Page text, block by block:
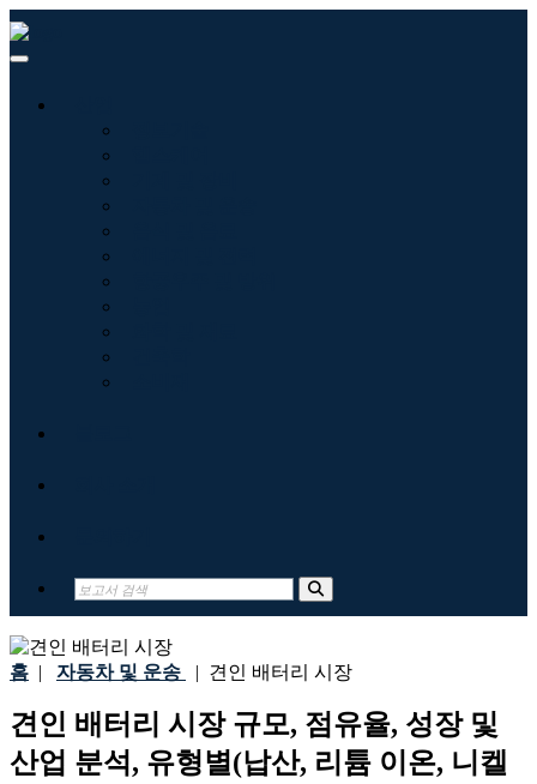
홈 | 자동차 및 운송 | 견인 배터리 시장
견인 배터리 시장 규모, 점유율, 성장 및
산업 분석, 유형별(납산, 리튬 이온, 니켈